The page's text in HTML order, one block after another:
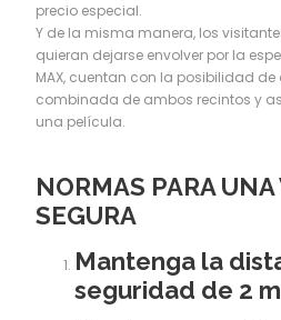
precio especial.
Y de la misma manera, los
quieran dejarse envolver por la
MAX, cuentan con la posibilidad
combinada de ambos recintos y
una película.
NORMAS PARA
SEGURA
Mantenga la
seguridad de 2